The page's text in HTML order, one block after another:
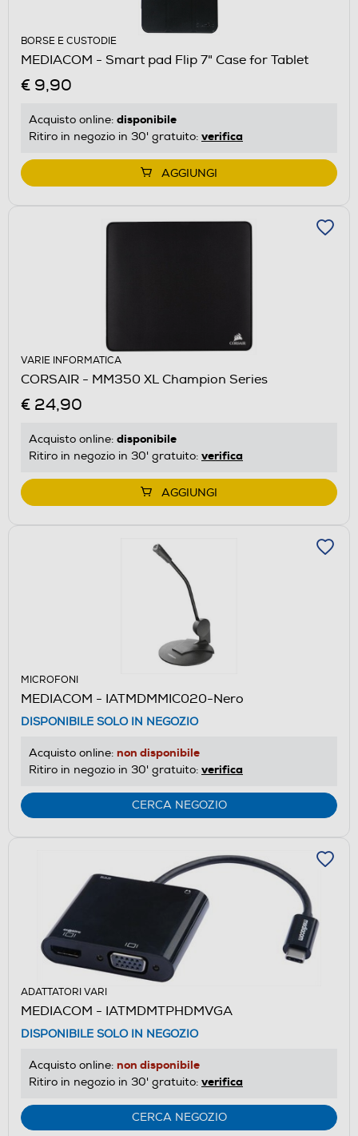
BORSE E CUSTODIE
MEDIACOM - Smart pad Flip 7" Case for Tablet
€ 9,90
Acquisto online: disponibile
Ritiro in negozio in 30' gratuito: verifica
AGGIUNGI
VARIE INFORMATICA
CORSAIR - MM350 XL Champion Series
€ 24,90
Acquisto online: disponibile
Ritiro in negozio in 30' gratuito: verifica
AGGIUNGI
MICROFONI
MEDIACOM - IATMDMMIC020-Nero
DISPONIBILE SOLO IN NEGOZIO
Acquisto online: non disponibile
Ritiro in negozio in 30' gratuito: verifica
CERCA NEGOZIO
ADATTATORI VARI
MEDIACOM - IATMDMTPHDMVGA
DISPONIBILE SOLO IN NEGOZIO
Acquisto online: non disponibile
Ritiro in negozio in 30' gratuito: verifica
CERCA NEGOZIO